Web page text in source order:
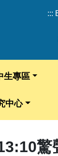
:::
生專區
中心